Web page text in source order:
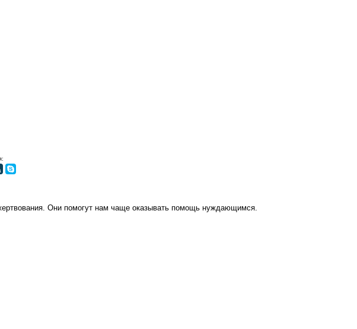
Они помогут нам чаще оказывать помощь нуждающимся.